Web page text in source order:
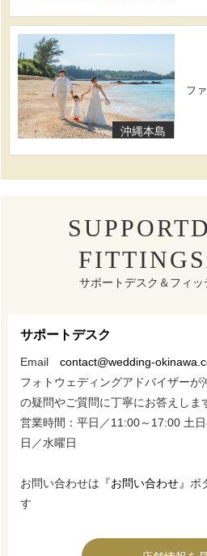
沖縄本島
フ
サポートデスク＆フィ
サポートデスク
Email contact@wedding-
フォトウェディングアドバイザーが
の疑問やご質問に丁寧にお答えしま
営業時間：平日／11:00～17:00 土
日／水曜日
お問い合わせは 『お問い合わせ』 ボ
す